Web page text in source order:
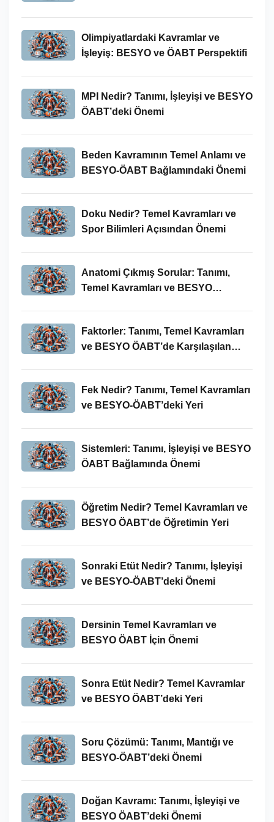
Olimpiyatlardaki Kavramlar ve
İşleyiş: BESYO ve ÖABT Perspektifi
MPI Nedir? Tanımı, İşleyişi ve BESYO
ÖABT’deki Önemi
Beden Kavramının Temel Anlamı ve
BESYO-ÖABT Bağlamındaki Önemi
Doku Nedir? Temel Kavramları ve
Spor Bilimleri Açısından Önemi
Anatomi Çıkmış Sorular: Tanımı,
Temel Kavramları ve BESYO
Faktorler: Tanımı, Temel Kavramları
ve BESYO ÖABT’de Karşılaşılan
Fek Nedir? Tanımı, Temel Kavramları
ve BESYO-ÖABT’deki Yeri
Sistemleri: Tanımı, İşleyişi ve BESYO
ÖABT Bağlamında Önemi
Öğretim Nedir? Temel Kavramları ve
BESYO ÖABT’de Öğretimin Yeri
Sonraki Etüt Nedir? Tanımı, İşleyişi
ve BESYO-ÖABT’deki Önemi
Dersinin Temel Kavramları ve
BESYO ÖABT İçin Önemi
Sonra Etüt Nedir? Temel Kavramlar
ve BESYO ÖABT’deki Yeri
Soru Çözümü: Tanımı, Mantığı ve
BESYO-ÖABT’deki Önemi
Doğan Kavramı: Tanımı, İşleyişi ve
BESYO ÖABT’deki Önemi